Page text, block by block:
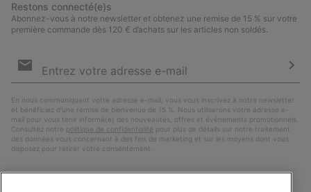
Restons connecté(e)s
Abonnez-vous à notre newsletter et obtenez une remise de 15 % sur votre
première commande dès 120 € d’achats sur les articles non soldés.
par
En nous communiquant votre adresse e-mail, vous vous inscrivez à notre newsletter
et bénéficiez d’une remise de bienvenue de 15 %. Nous utiliserons votre adresse e-
mail pour vous tenir informé(e) des nouveautés, offres et événements promotionnels.
Consultez notre politique de confidentialité pour plus de détails sur notre traitement
des données vous concernant à des fins de marketing et sur les moyens dont vous
disposez pour retirer votre consentement.